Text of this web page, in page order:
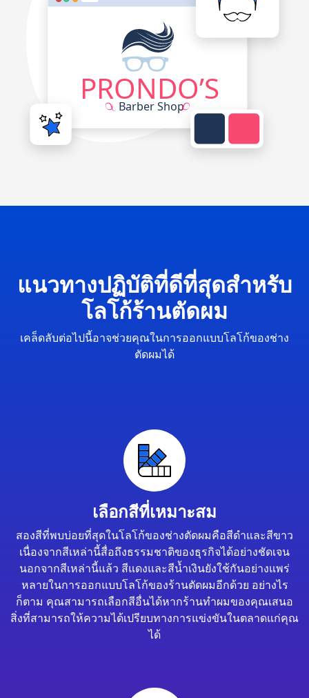
แนวทางปฏิบัติที่ดีที่สุดสำหรับ
โลโก้ร้านตัดผม
เคล็ดลับต่อไปนี้อาจช่วยคุณในการออกแบบโลโก้ของช่าง
ตัดผมได้
เลือกสีที่เหมาะสม
สองสีที่พบบ่อยที่สุดในโลโก้ของช่างตัดผมคือสีดำและสีขาว
เนื่องจากสีเหล่านี้สื่อถึงธรรมชาติของธุรกิจได้อย่างชัดเจน
นอกจากสีเหล่านี้แล้ว สีแดงและสีน้ำเงินยังใช้กันอย่างแพร่
หลายในการออกแบบโลโก้ของร้านตัดผมอีกด้วย อย่างไร
ก็ตาม คุณสามารถเลือกสีอื่นได้หากร้านทำผมของคุณเสนอ
สิ่งที่สามารถให้ความได้เปรียบทางการแข่งขันในตลาดแก่คุณ
ได้